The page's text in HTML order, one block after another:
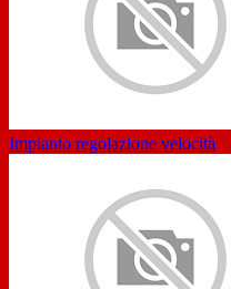
Impianto regolazione velocità